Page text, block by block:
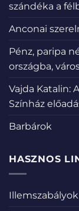
szándéka a
Anconai
Pénz, paripa
országba,
Vajda Katalin:
Színház
Barbárok
HASZNOS
Illemszabályok